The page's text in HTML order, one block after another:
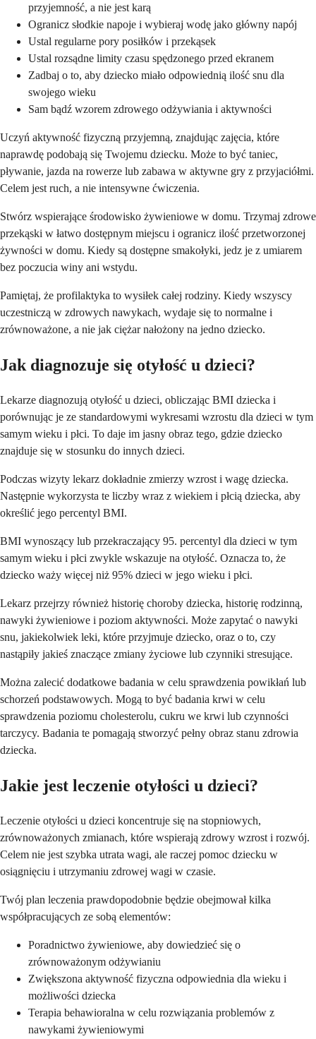
przyjemność, a nie jest karą
Ogranicz słodkie napoje i wybieraj wodę jako główny napój
Ustal regularne pory posiłków i przekąsek
Ustal rozsądne limity czasu spędzonego przed ekranem
Zadbaj o to, aby dziecko miało odpowiednią ilość snu dla
swojego wieku
Sam bądź wzorem zdrowego odżywiania i aktywności
Uczyń aktywność fizyczną przyjemną, znajdując zajęcia, które
naprawdę podobają się Twojemu dziecku. Może to być taniec,
pływanie, jazda na rowerze lub zabawa w aktywne gry z przyjaciółmi.
Celem jest ruch, a nie intensywne ćwiczenia.
Stwórz wspierające środowisko żywieniowe w domu. Trzymaj zdrowe
przekąski w łatwo dostępnym miejscu i ogranicz ilość przetworzonej
żywności w domu. Kiedy są dostępne smakołyki, jedz je z umiarem
bez poczucia winy ani wstydu.
Pamiętaj, że profilaktyka to wysiłek całej rodziny. Kiedy wszyscy
uczestniczą w zdrowych nawykach, wydaje się to normalne i
zrównoważone, a nie jak ciężar nałożony na jedno dziecko.
Jak diagnozuje się otyłość u dzieci?
Lekarze diagnozują otyłość u dzieci, obliczając BMI dziecka i
porównując je ze standardowymi wykresami wzrostu dla dzieci w tym
samym wieku i płci. To daje im jasny obraz tego, gdzie dziecko
znajduje się w stosunku do innych dzieci.
Podczas wizyty lekarz dokładnie zmierzy wzrost i wagę dziecka.
Następnie wykorzysta te liczby wraz z wiekiem i płcią dziecka, aby
określić jego percentyl BMI.
BMI wynoszący lub przekraczający 95. percentyl dla dzieci w tym
samym wieku i płci zwykle wskazuje na otyłość. Oznacza to, że
dziecko waży więcej niż 95% dzieci w jego wieku i płci.
Lekarz przejrzy również historię choroby dziecka, historię rodzinną,
nawyki żywieniowe i poziom aktywności. Może zapytać o nawyki
snu, jakiekolwiek leki, które przyjmuje dziecko, oraz o to, czy
nastąpiły jakieś znaczące zmiany życiowe lub czynniki stresujące.
Można zalecić dodatkowe badania w celu sprawdzenia powikłań lub
schorzeń podstawowych. Mogą to być badania krwi w celu
sprawdzenia poziomu cholesterolu, cukru we krwi lub czynności
tarczycy. Badania te pomagają stworzyć pełny obraz stanu zdrowia
dziecka.
Jakie jest leczenie otyłości u dzieci?
Leczenie otyłości u dzieci koncentruje się na stopniowych,
zrównoważonych zmianach, które wspierają zdrowy wzrost i rozwój.
Celem nie jest szybka utrata wagi, ale raczej pomoc dziecku w
osiągnięciu i utrzymaniu zdrowej wagi w czasie.
Twój plan leczenia prawdopodobnie będzie obejmował kilka
współpracujących ze sobą elementów:
Poradnictwo żywieniowe, aby dowiedzieć się o
zrównoważonym odżywianiu
Zwiększona aktywność fizyczna odpowiednia dla wieku i
możliwości dziecka
Terapia behawioralna w celu rozwiązania problemów z
nawykami żywieniowymi